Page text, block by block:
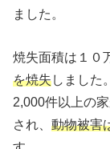
ました。
焼失面積は１０
を焼失しました
2,000件以上の
され、 動物被害